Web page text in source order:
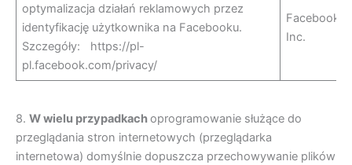
optymalizacja działań reklamowych przez
identyfikację użytkownika na Facebooku.
Szczegóły: https://pl-
pl.facebook.com/privacy/
Facebook
Inc.
8. W wielu przypadkachoprogramowanie służące do
przeglądania stron internetowych (przeglądarka
internetowa) domyślnie dopuszcza przechowywanie plików